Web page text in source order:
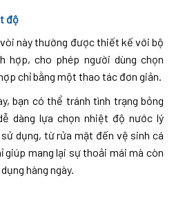
độ
này thường được thiết kế với bộ
hợp, cho phép người dùng chọn
chỉ bằng một thao tác đơn giản.
bạn có thể tránh tình trạng bỏng
dàng lựa chọn nhiệt độ nước lý
dụng, từ rửa mặt đến vệ sinh cá
giúp mang lại sự thoải mái mà còn
hàng ngày.